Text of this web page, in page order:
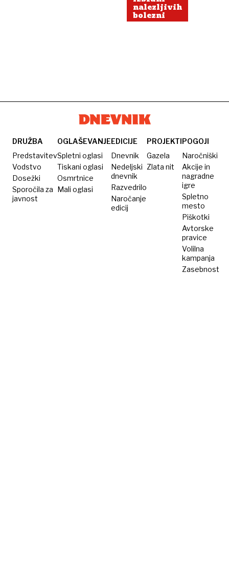
nalezljivih
bolezni
DRUŽBA
Predstavitev
Vodstvo
Dosežki
Sporočila za
javnost
OGLAŠEVANJE
Spletni oglasi
Tiskani oglasi
Osmrtnice
Mali oglasi
EDICIJE
Dnevnik
Nedeljski
dnevnik
Razvedrilo
Naročanje
edicij
PROJEKTI
Gazela
Zlata nit
POGOJI
Naročniški
Akcije in
nagradne
igre
Spletno
mesto
Piškotki
Avtorske
pravice
Volilna
kampanja
Zasebnost